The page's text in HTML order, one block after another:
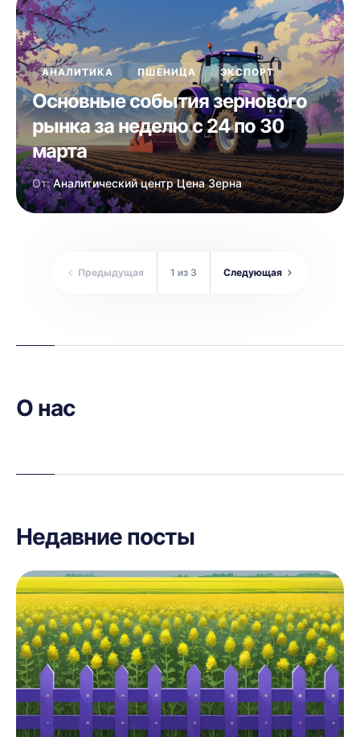
АНАЛИТИКА ПШЕНИЦА ЭКСПОРТ
Основные события зернового
рынка за неделю с 24 по 30
марта
От: Аналитический центр Цена Зерна
Предыдущая 1 из 3 Следующая
О нас
Недавние посты